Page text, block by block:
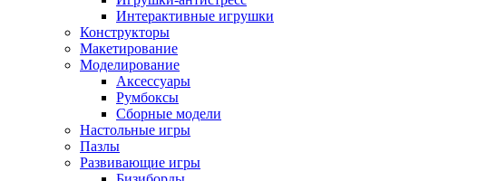
Интерактивные игрушки
Конструкторы
Макетирование
Моделирование
Аксессуары
Румбоксы
Сборные модели
Настольные игры
Пазлы
Развивающие игры